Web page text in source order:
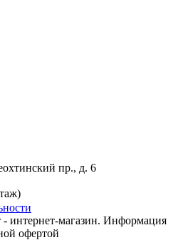
пр., д. 6
магазин. Информация
офертой